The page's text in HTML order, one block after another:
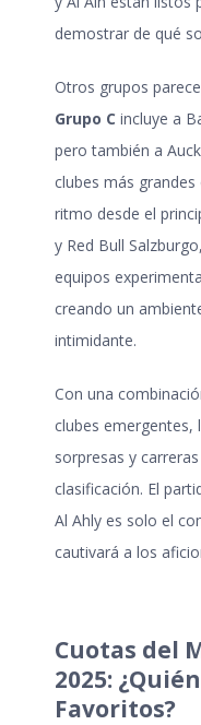
demostrar de qué
Otros grupos
Grupo C incluye a
pero también a
clubes más
ritmo desde el
y Red Bull
equipos
creando un
intimidante.
Con una
clubes
sorpresas y
clasificación. El
Al Ahly es solo el
cautivará a los
Cuotas del
2025:
Favoritos?